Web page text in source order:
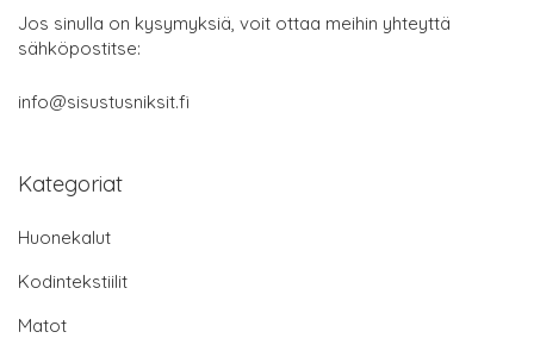
Jos sinulla on kysymyksiä, voit ottaa meihin yhteyttä
sähköpostitse:
info@sisustusniksit.fi
Kategoriat
Huonekalut
Kodintekstiilit
Matot